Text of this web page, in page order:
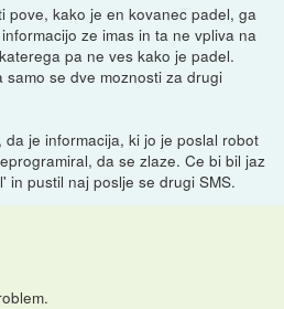
pove, kako je en kovanec padel, ga
ze imas in ta ne vpliva na
pa ne ves kako je padel.
se dve moznosti za drugi
je informacija, ki jo je poslal robot
da se zlaze. Ce bi bil jaz
in pustil naj poslje se drugi SMS.